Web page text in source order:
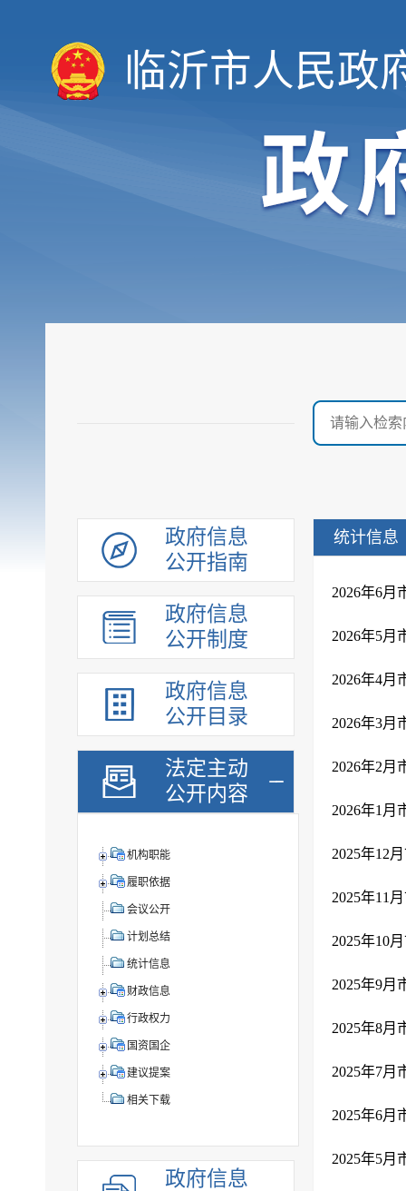
临沂市人民政
政府信息
公开指南
政府信息
公开制度
政府信息
公开目录
法定主动
公开内容
机构职能
履职依据
会议公开
计划总结
统计信息
财政信息
行政权力
国资国企
建议提案
相关下载
政府信息
统计信息
2026年6月
2026年5月
2026年4月
2026年3月
2026年2月
2026年1月
2025年12
2025年11
2025年10
2025年9月
2025年8月
2025年7月
2025年6月
2025年5月